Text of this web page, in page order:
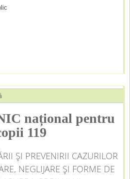
național pentru
119
ȘI PREVENIRII CAZURILOR
NEGLIJARE ȘI FORME DE